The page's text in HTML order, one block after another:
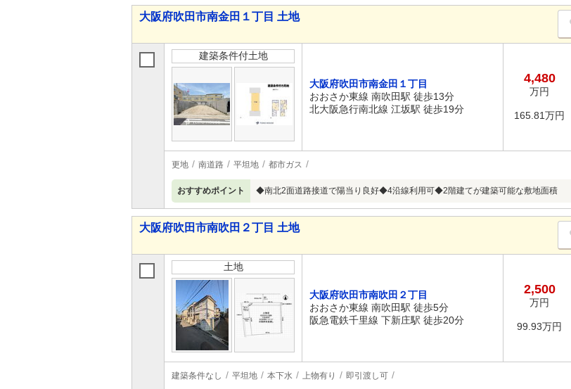
大阪府吹田市南金田１丁目 土地
建築条件付土地
大阪府吹田市南金田１丁目
おおさか東線 南吹田駅 徒歩13分
北大阪急行南北線 江坂駅 徒歩19分
4,480
万円
165.81万円
更地 南道路 平坦地 都市ガス
おすすめポイント ◆南北2面道路接道で陽当り良好◆4沿線利用可◆2階建てが建築可能な敷地面積
大阪府吹田市南吹田２丁目 土地
土地
大阪府吹田市南吹田２丁目
おおさか東線 南吹田駅 徒歩5分
阪急電鉄千里線 下新庄駅 徒歩20分
2,500
万円
99.93万円
建築条件なし 平坦地 本下水 上物有り 即引渡し可